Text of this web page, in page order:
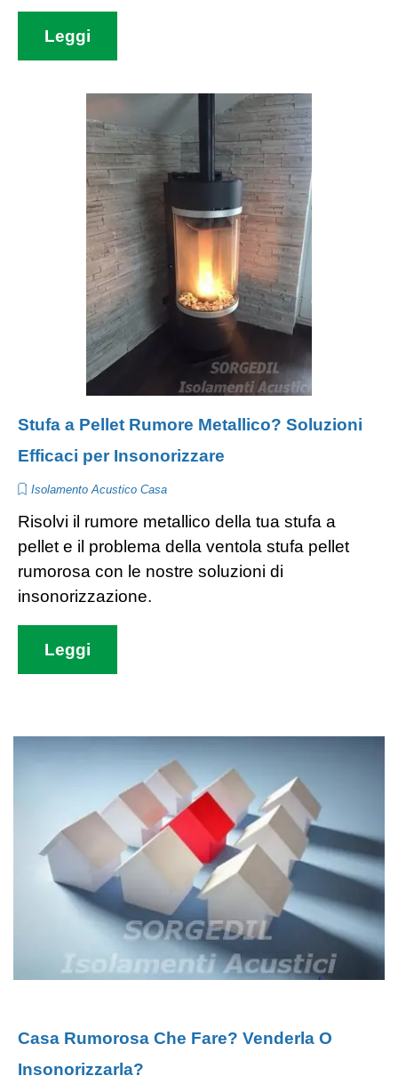
Leggi
Stufa a Pellet Rumore Metallico? Soluzioni
Efficaci per Insonorizzare
Isolamento Acustico Casa
Risolvi il rumore metallico della tua stufa a
pellet e il problema della ventola stufa pellet
rumorosa con le nostre soluzioni di
insonorizzazione.
Leggi
Casa Rumorosa Che Fare? Venderla O
Insonorizzarla?